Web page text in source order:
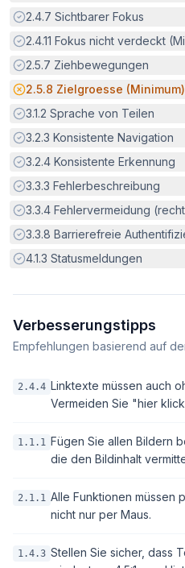
Erfüllt:
2.4.7 Sichtbarer Fokus
Erfüllt:
2.4.11 Fokus nicht verdeckt
Erfüllt:
2.5.7 Ziehbewegungen
Potenzielle Barriere:
2.5.8 Zielgroesse (Minimum)
Erfüllt:
3.1.2 Sprache von Teilen
Erfüllt:
3.2.3 Konsistente Navigation
Erfüllt:
3.2.4 Konsistente Erkennung
Erfüllt:
3.3.3 Fehlerbeschreibung
Erfüllt:
3.3.4 Fehlervermeidung
Erfüllt:
3.3.8 Barrierefreie
Erfüllt:
4.1.3 Statusmeldungen
Verbesserungstipps
Empfehlungen basierend auf
2.4.4 Linktexte müssen auch
Vermeiden Sie "hier
1.1.1 Fügen Sie allen Bildern
die den Bildinhalt
2.1.1 Alle Funktionen müssen
nicht nur per Maus.
1.4.3 Stellen Sie sicher, dass